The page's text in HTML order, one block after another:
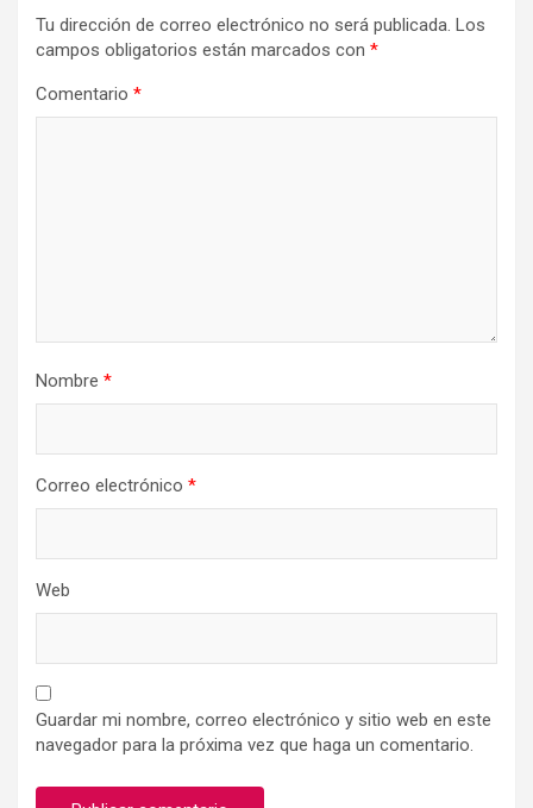
Tu dirección de correo electrónico no será publicada. Los
campos obligatorios están marcados con *
Comentario *
Nombre *
Correo electrónico *
Web
Guardar mi nombre, correo electrónico y sitio web en este
navegador para la próxima vez que haga un comentario.